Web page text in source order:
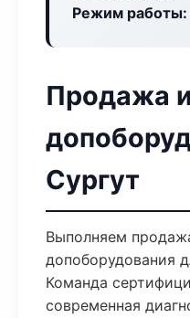
Режим работы:
Продажа
Сургут
Выполняем
допоборудования
Команда
современная